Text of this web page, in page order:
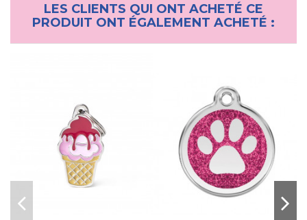
LES CLIENTS QUI ONT ACHETÉ CE
PRODUIT ONT ÉGALEMENT ACHETÉ :